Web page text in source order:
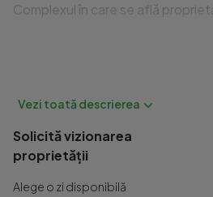
Complexul în care se află
Solicită vizionarea
proprietății
Alege o zi disponibilă